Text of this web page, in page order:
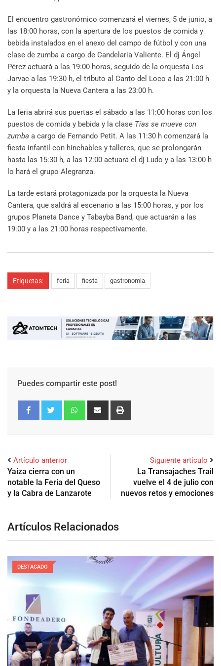
El encuentro gastronómico comenzará el viernes, 5 de junio, a
las 18:00 horas, con la apertura de los puestos de comida y
bebida instalados en el anexo del campo de fútbol y con una
clase de zumba a cargo de Candelaria Valiente. El dj Ángel
Pérez actuará a las 19:00 horas, seguido de la orquesta Los
Jarvac a las 19:30 h, el tributo al Canto del Loco a las 21:00 h
y la orquesta la Nueva Cantera a las 23:00 h.
La feria abrirá sus puertas el sábado a las 11:00 horas con los
puestos de comida y bebida y la clase Tías se mueve con
zumba a cargo de Fernando Petit. A las 11:30 h comenzará la
fiesta infantil con hinchables y talleres, que se prolongarán
hasta las 15:30 h, a las 12:00 actuará el dj Ludo y a las 13:00 h
lo hará el grupo Alegranza.
La tarde estará protagonizada por la orquesta la Nueva
Cantera, que saldrá al escenario a las 15:00 horas, y por los
grupos Planeta Dance y Tabayba Band, que actuarán a las
19:00 y a las 21:00 horas respectivamente.
Etiquetas: feria fiesta gastronomia
Puedes compartir este post!
Artículo anterior
Yaiza cierra con un
notable la Feria del Queso
y la Cabra de Lanzarote
Siguiente artículo
La Transajaches Trail
vuelve el 4 de julio con
nuevos retos y emociones
Artículos Relacionados
DESTACADO